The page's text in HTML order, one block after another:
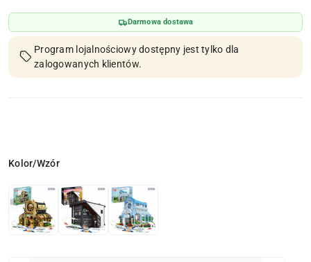
Darmowa dostawa
Program lojalnościowy dostępny jest tylko dla
zalogowanych klientów.
Wariant
Kolor/Wzór